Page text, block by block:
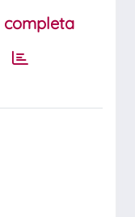
completa